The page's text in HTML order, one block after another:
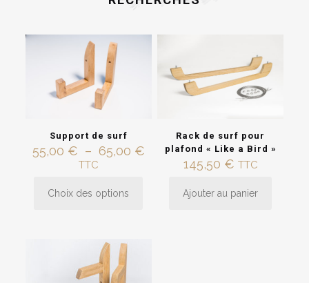
Support de surf
55,00 € – 65,00 €Plage
55,00 €
TTC
Choix des options
Rack de surf pour
plafond « Like a Bird »
145,50 € TTC
Ajouter au panier